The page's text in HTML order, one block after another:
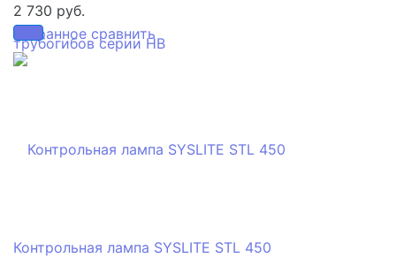
избранное сравнить
2 730 руб.
Контрольная лампа SYSLITE STL 450